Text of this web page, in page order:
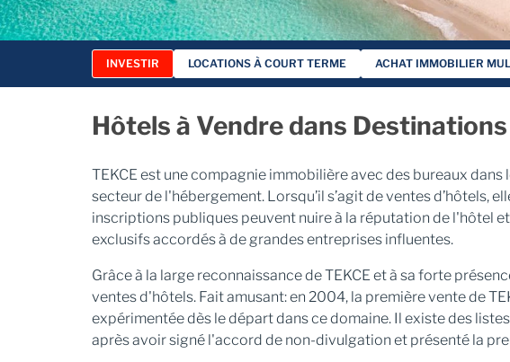
INVESTIR LOCATIONS À COURT TERME ACHAT IMMOBILIER
Hôtels à Vendre dans
TEKCE est une compagnie immobilière avec des bureaux
secteur de l'hébergement. Lorsqu’il s’agit de ventes d’hôtels,
inscriptions publiques peuvent nuire à la réputation de l'hôtel
exclusifs accordés à de grandes entreprises influentes.
Grâce à la large reconnaissance de TEKCE et à sa forte
ventes d'hôtels. Fait amusant: en 2004, la première vente de
expérimentée dès le départ dans ce domaine. Il existe des
après avoir signé l'accord de non-divulgation et présenté la